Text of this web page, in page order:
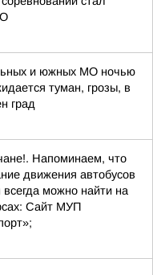
и южных МО ночью
туман, грозы, в
град
Напоминаем, что
движения автобусов
можно найти на
Сайт МУП